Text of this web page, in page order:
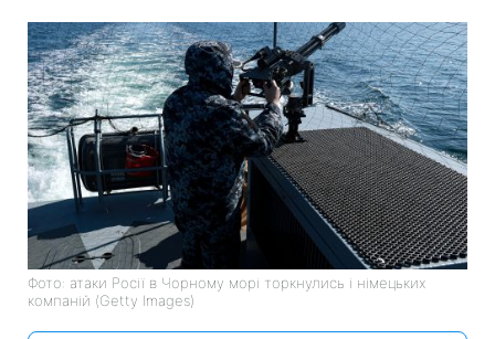
Фото: атаки Росії в Чорному морі торкнулись і німецьких
компаній (Getty Images)